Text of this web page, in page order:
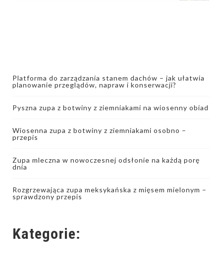
Platforma do zarządzania stanem dachów – jak ułatwia
planowanie przeglądów, napraw i konserwacji?
Pyszna zupa z botwiny z ziemniakami na wiosenny obiad
Wiosenna zupa z botwiny z ziemniakami osobno –
przepis
Zupa mleczna w nowoczesnej odsłonie na każdą porę
dnia
Rozgrzewająca zupa meksykańska z mięsem mielonym –
sprawdzony przepis
Kategorie: